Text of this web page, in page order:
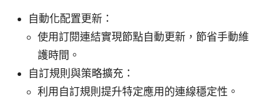
自動化配置更新：
使用訂閱連結實現節點自動更新，節省手動維
護時間。
自訂規則與策略擴充：
利用自訂規則提升特定應用的連線穩定性。